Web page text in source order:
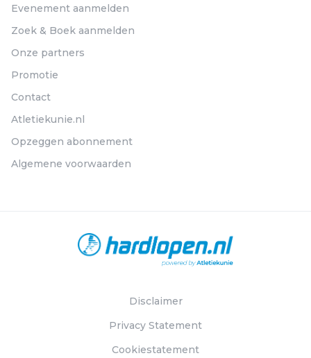
Evenement aanmelden
Zoek & Boek aanmelden
Onze partners
Promotie
Contact
Atletiekunie.nl
Opzeggen abonnement
Algemene voorwaarden
Disclaimer
Privacy Statement
Cookiestatement